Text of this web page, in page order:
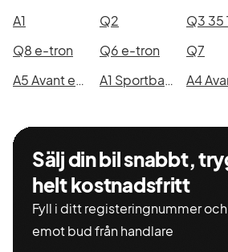
A1
Q2 Q3 35
Q8 e-tron
Q6 e-tron Q7
A5 Avant e-hybrid quattro
A1 Sportback 30 TFSI
Sälj din bil snabbt,
helt kostnadsfritt
Fyll i ditt registeringnummer
emot bud från handlare